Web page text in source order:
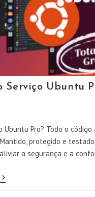
Da
Apple
Serviço Ubuntu
Ubuntu Pro? Todo o
protegido e
a segurança e a